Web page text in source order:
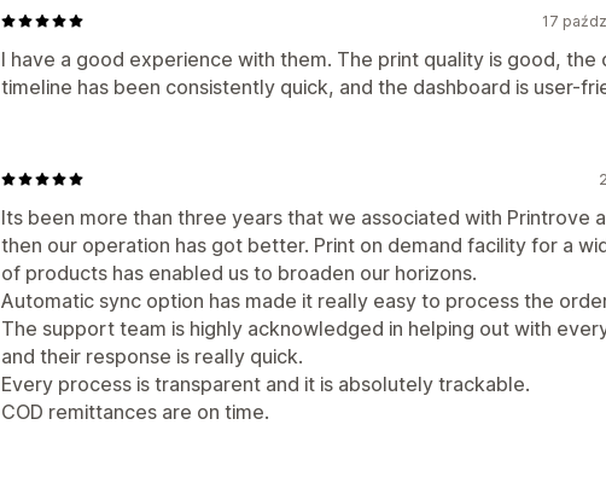
17
I have a good experience with them. The print quality is good, the
timeline has been consistently quick, and the dashboard is user-
Its been more than three years that we associated with Printrove
then our operation has got better. Print on demand facility for a
of products has enabled us to broaden our horizons.
Automatic sync option has made it really easy to process the
The support team is highly acknowledged in helping out with
and their response is really quick.
Every process is transparent and it is absolutely trackable.
COD remittances are on time.